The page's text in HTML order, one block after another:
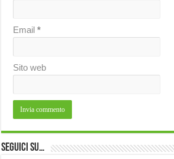
Email*
Sito web
Seguici su…